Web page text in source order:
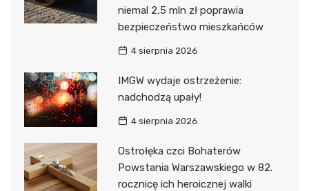
niemal 2,5 mln zł poprawia
bezpieczeństwo mieszkańców
4 sierpnia 2026
IMGW wydaje ostrzeżenie:
nadchodzą upały!
4 sierpnia 2026
Ostrołęka czci Bohaterów
Powstania Warszawskiego w 82.
rocznicę ich heroicznej walki